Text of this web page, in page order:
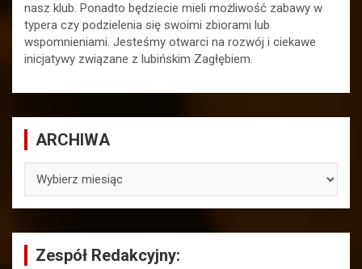
nasz klub. Ponadto będziecie mieli możliwość zabawy w
typera czy podzielenia się swoimi zbiorami lub
wspomnieniami. Jesteśmy otwarci na rozwój i ciekawe
inicjatywy związane z lubińskim Zagłębiem.
ARCHIWA
Zespół Redakcyjny: